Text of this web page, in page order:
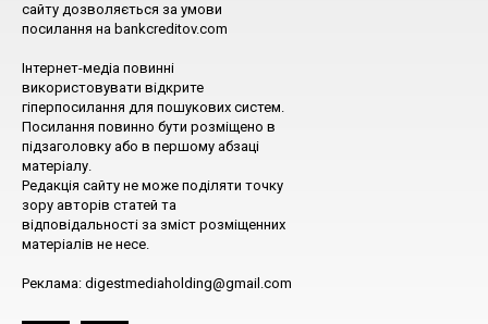
сайту дозволяється за умови
посилання на bankcreditov.com
Інтернет-медіа повинні
використовувати відкрите
гіперпосилання для пошукових систем.
Посилання повинно бути розміщено в
підзаголовку або в першому абзаці
матеріалу.
Редакція сайту не може поділяти точку
зору авторів статей та
відповідальності за зміст розміщенних
матеріалів не несе.
Реклама: digestmediaholding@gmail.com